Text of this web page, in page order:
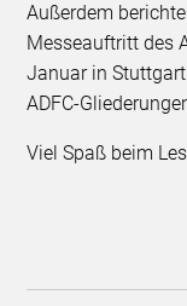
Außerdem
Messeauftritt des
Januar in
ADFC-
Viel Spaß beim